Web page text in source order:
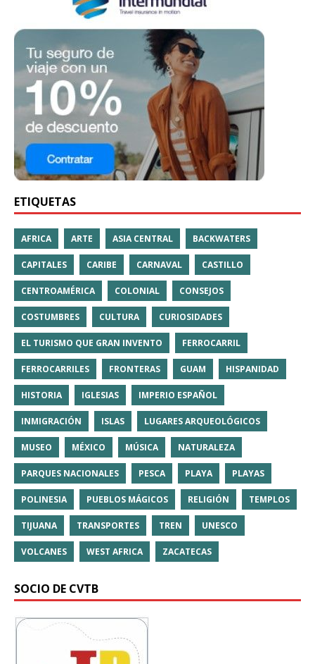
ETIQUETAS
AFRICA ARTE ASIA CENTRAL BACKWATERS
CAPITALES CARIBE CARNAVAL CASTILLO
CENTROAMÉRICA COLONIAL CONSEJOS
COSTUMBRES CULTURA CURIOSIDADES
EL TURISMO QUE GRAN INVENTO FERROCARRIL
FERROCARRILES FRONTERAS GUAM HISPANIDAD
HISTORIA IGLESIAS IMPERIO ESPAÑOL
INMIGRACIÓN ISLAS LUGARES ARQUEOLÓGICOS
MUSEO MÉXICO MÚSICA NATURALEZA
PARQUES NACIONALES PESCA PLAYA PLAYAS
POLINESIA PUEBLOS MÁGICOS RELIGIÓN TEMPLOS
TIJUANA TRANSPORTES TREN UNESCO
VOLCANES WEST AFRICA ZACATECAS
SOCIO DE CVTB